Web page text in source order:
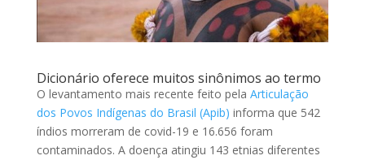
Dicionário oferece muitos sinônimos ao termo
O levantamento mais recente feito pela Articulação
dos Povos Indígenas do Brasil (Apib) informa que 542
índios morreram de covid-19 e 16.656 foram
contaminados. A doença atingiu 143 etnias diferentes